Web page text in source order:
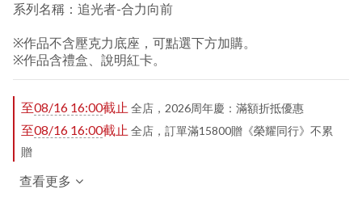
系列名稱：追光者-合力向前
※作品不含壓克力底座，可點選下方加購。
※作品含禮盒、說明紅卡。
至08/16 16:00截止 全店，2026周年慶：滿額折抵優惠
至08/16 16:00截止 全店，訂單滿15800贈《榮耀同行》不累
贈
查看更多